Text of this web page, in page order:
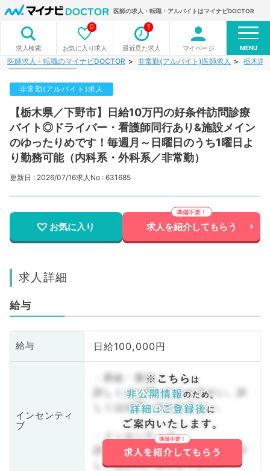
医師の求人・転職・アルバイトはマイナビDOCTOR
求人検索 お気に入り求人
0
最近見た求人
1
マイページ MENU
医師求人・転職のマイナビDOCTOR 非常勤(アルバイト)医師求人 栃木県
非常勤(アルバイト)求人
【栃木県／下野市】日給10万円の好条件訪問診療
バイト◎ドライバー・看護師同行あり&施設メイン
のゆったりめです！毎週月～日曜日のうち1曜日よ
り勤務可能（内科系・外科系／非常勤）
更新日 : 2026/07/16求人No : 631685
お気に入り 求人を紹介してもらう
求人詳細
給与
給与 日給100,000円
インセンティ
ブ
・昇給・賞与
詳しくはお問い合わせ下さい。詳
しくはお問い合わせ下さい。
・インセンティブ
詳しくはお問い合わせ下さい。詳
しくはお問い合わせ下さい。